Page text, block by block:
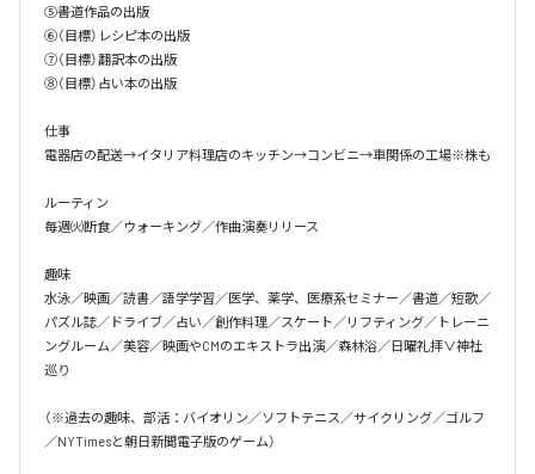
⑤書道作品の出版
⑥（目標）レシピ本の出版
⑦（目標）翻訳本の出版
⑧（目標）占い本の出版
仕事
電器店の配送→イタリア料理店のキッチン→コンビニ→車関係の工場※株も
ルーティン
毎週㈫断食／ウォーキング／作曲演奏リリース
趣味
水泳／映画／読書／語学学習／医学、薬学、医療系セミナー／書道／短歌／
パズル誌／ドライブ／占い／創作料理／スケート／リフティング／トレーニ
ングルーム／美容／映画やCMのエキストラ出演／森林浴／日曜礼拝∨神社
巡り
（※過去の趣味、部活：バイオリン／ソフトテニス／サイクリング／ゴルフ
／NYTimesと朝日新聞電子版のゲーム）